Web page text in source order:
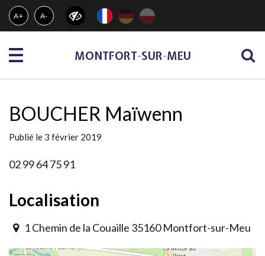
Gestion des traceurs
A+ A-
Menu MONTFORT-SUR-MEU
BOUCHER Maïwenn
Publié le 3 février 2019
02 99 64 75 91
Localisation
1 Chemin de la Couaille 35160 Montfort-sur-Meu